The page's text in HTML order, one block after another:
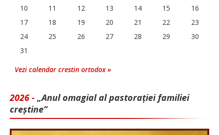
10
11 12 13 14 15
16
17
18 19 20 21 22
23
24
25 26 27 28 29
30
31
Vezi calendar crestin ortodox »
2026 - „Anul omagial al pastorației familiei
creștine”